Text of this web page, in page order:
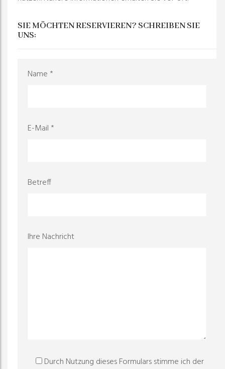
SIE MÖCHTEN RESERVIEREN? SCHREIBEN SIE
UNS:
Name *
E-Mail *
Betreff
Ihre Nachricht
Durch Nutzung dieses Formulars stimme ich der